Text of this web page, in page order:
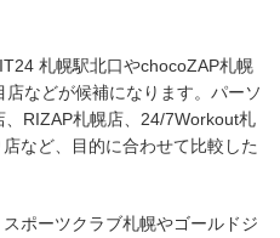
札幌駅北口やchocoZAP札幌
などが候補になります。パーソ
RIZAP札幌店、24/7Workout札
など、目的に合わせて比較した
ポーツクラブ札幌やゴールドジ